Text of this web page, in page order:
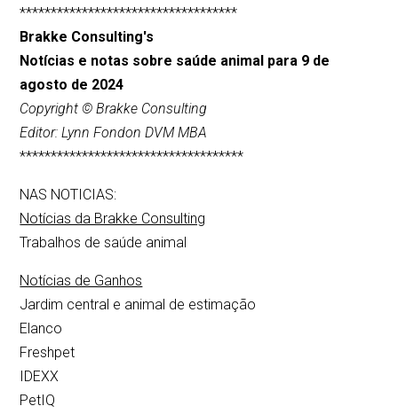
***********************************
Brakke Consulting's
Notícias e notas sobre saúde animal para 9 de
agosto de 2024
Copyright © Brakke Consulting
Editor: Lynn Fondon DVM MBA
************************************
NAS NOTICIAS:
Notícias da Brakke Consulting
Trabalhos de saúde animal
Notícias de Ganhos
Jardim central e animal de estimação
Elanco
Freshpet
IDEXX
PetIQ